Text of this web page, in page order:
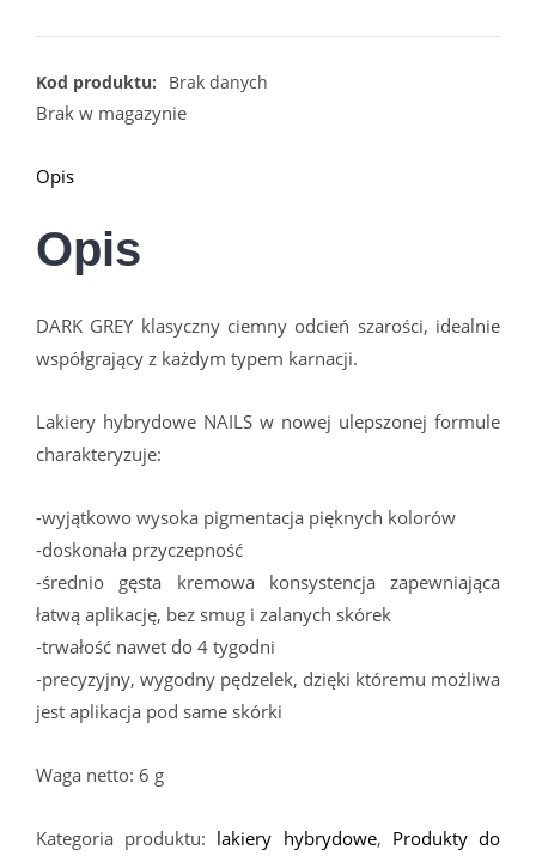
Kod produktu: Brak danych
Brak w magazynie
Opis
Opis
DARK GREY klasyczny ciemny odcień szarości, idealnie
współgrający z każdym typem karnacji.
Lakiery hybrydowe NAILS w nowej ulepszonej formule
charakteryzuje:
-wyjątkowo wysoka pigmentacja pięknych kolorów
-doskonała przyczepność
-średnio gęsta kremowa konsystencja zapewniająca
łatwą aplikację, bez smug i zalanych skórek
-trwałość nawet do 4 tygodni
-precyzyjny, wygodny pędzelek, dzięki któremu możliwa
jest aplikacja pod same skórki
Waga netto: 6 g
Kategoria produktu: lakiery hybrydowe, Produkty do